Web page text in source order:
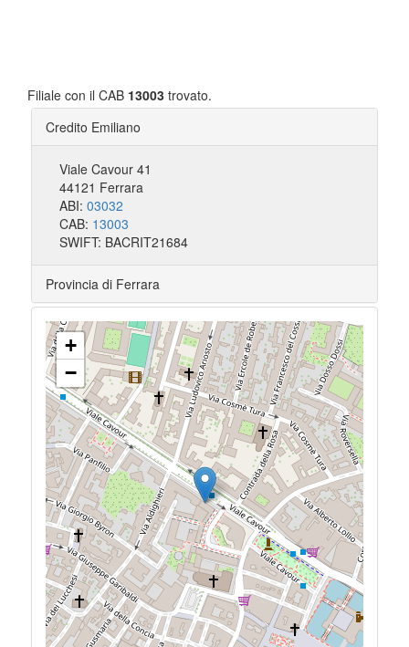
Filiale con il CAB 13003 trovato.
Credito Emiliano
Viale Cavour 41
44121 Ferrara
ABI: 03032
CAB: 13003
SWIFT: BACRIT21684
Provincia di Ferrara
+
−